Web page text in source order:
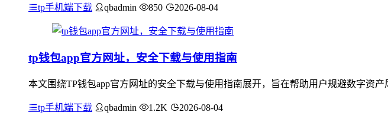
tp手机端下载 qbadmin 850 2026-08-04
tp钱包app官方网址，安全下载与使用指南
本文围绕TP钱包app官方网址的安全下载与使用指南展开，旨在帮助用户规避数字资
tp手机端下载 qbadmin 1.2K 2026-08-04